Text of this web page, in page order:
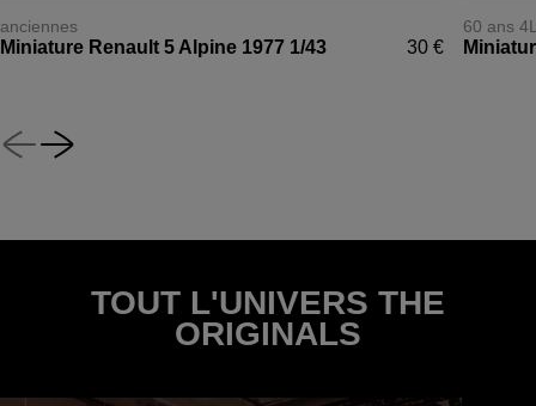
anciennes
Miniature Renault 5 Alpine 1977 1/43 30 €
60 ans
TOUT L'UNIVERS THE
ORIGINALS